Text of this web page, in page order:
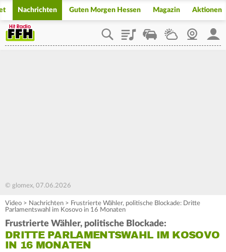
Nachrichten Guten Morgen Hessen Magazin Aktionen
PlaylistStaupilotWetterWebcam
© glomex, 07.06.2026
Video > Nachrichten > Frustrierte Wähler, politische Blockade: Dritte
Parlamentswahl im Kosovo in 16 Monaten
Frustrierte Wähler, politische Blockade:
DRITTE PARLAMENTSWAHL IM KOSOVO
IN 16 MONATEN